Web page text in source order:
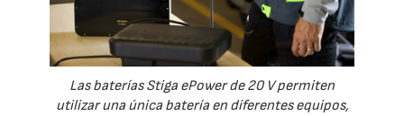
Las baterías Stiga ePower de 20 V permiten
utilizar una única batería en diferentes equipos,